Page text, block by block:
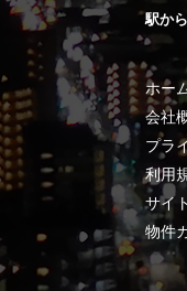
駅か
ホー
会社
プラ
利用
サイ
物件